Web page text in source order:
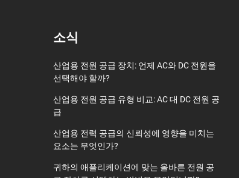
소식
산업용 전원 공급 장치: 언제 AC와 DC 전원을
선택해야 할까?
산업용 전원 공급 유형 비교: AC 대 DC 전원 공
급
산업용 전력 공급의 신뢰성에 영향을 미치는
요소는 무엇인가?
귀하의 애플리케이션에 맞는 올바른 전원 공